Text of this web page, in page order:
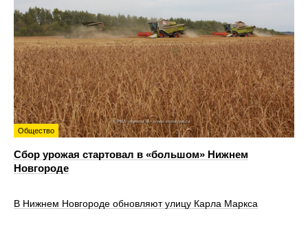
Общество
Сбор урожая стартовал в «большом» Нижнем
Новгороде
В Нижнем Новгороде обновляют улицу Карла Маркса